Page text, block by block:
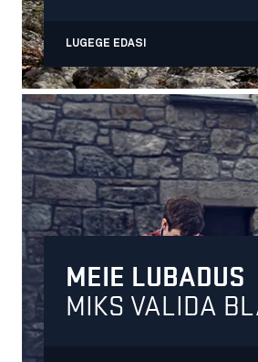
LUGEGE EDASI
MEIE LUBADUS
MIKS VALIDA